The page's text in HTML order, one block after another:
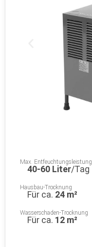
Max. Entfeuchtungsleistung
40-60 Liter/Tag
Hausbau-Trocknung
Für ca. 24 m²
Wasserschaden-Trocknung
Für ca. 12 m²